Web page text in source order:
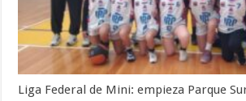
Liga Federal de Mini: empieza Parque